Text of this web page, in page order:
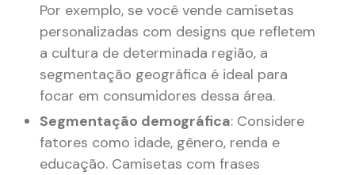
Por exemplo, se você vende camisetas
personalizadas com designs que refletem
a cultura de determinada região, a
segmentação geográfica é ideal para
focar em consumidores dessa área​.
Segmentação demográfica: Considere
fatores como idade, gênero, renda e
educação. Camisetas com frases